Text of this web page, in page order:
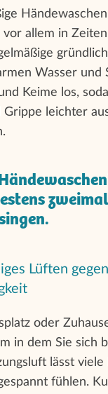
allem in
Wasser und
Keime los,
Grippe leichter
Lüften
oder
in dem Sie sich
lässt viele
fühlen.